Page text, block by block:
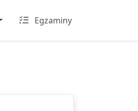
Egzaminy